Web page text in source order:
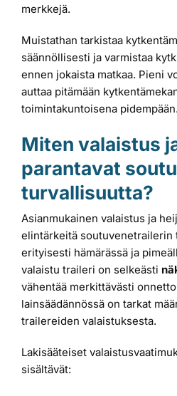
merkkejä.
Muistathan tarkistaa
säännöllisesti ja varmistaa
ennen jokaista matkaa. Pieni
auttaa pitämään
toimintakuntoisena pidempään.
Miten valaistus
parantavat
turvallisuutta?
Asianmukainen valaistus ja
elintärkeitä soutuvenetrailerin
erityisesti hämärässä ja
valaistu traileri on selkeästi
vähentää merkittävästi
lainsäädännössä on tarkat
trailereiden valaistuksesta.
Lakisääteiset
sisältävät: